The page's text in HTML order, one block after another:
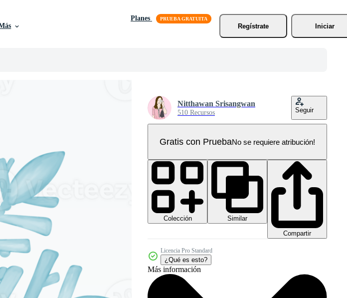
Planes
Regístrate
Iniciar
Nitthawan Srisangwan
510 Recursos Seguir
Gratis con PruebaNo se requiere atribución!
Colección
Similar
Compartir
Licencia Pro Standard
¿Qué es esto?
Más información